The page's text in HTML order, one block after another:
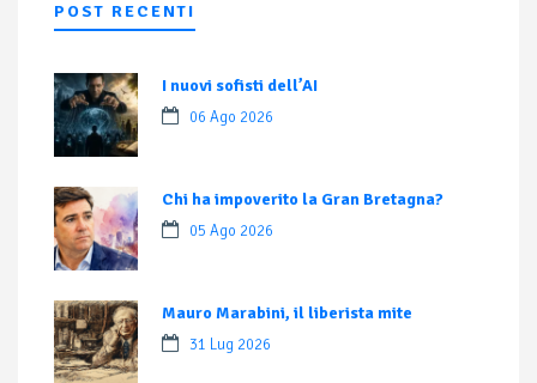
POST RECENTI
I nuovi sofisti dell’AI
06 Ago 2026
Chi ha impoverito la Gran Bretagna?
05 Ago 2026
Mauro Marabini, il liberista mite
31 Lug 2026